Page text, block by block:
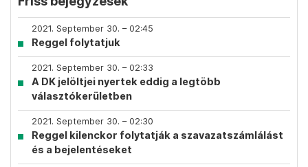
2021. September 30. – 02:45
Reggel folytatjuk
2021. September 30. – 02:33
A DK jelöltjei nyertek eddig a legtöbb
választókerületben
2021. September 30. – 02:30
Reggel kilenckor folytatják a szavazatszámlálást
és a bejelentéseket